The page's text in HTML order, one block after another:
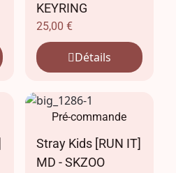
KEYRING
25,00 €
Détails
Pré-commande
Stray Kids [RUN IT]
MD - SKZOO